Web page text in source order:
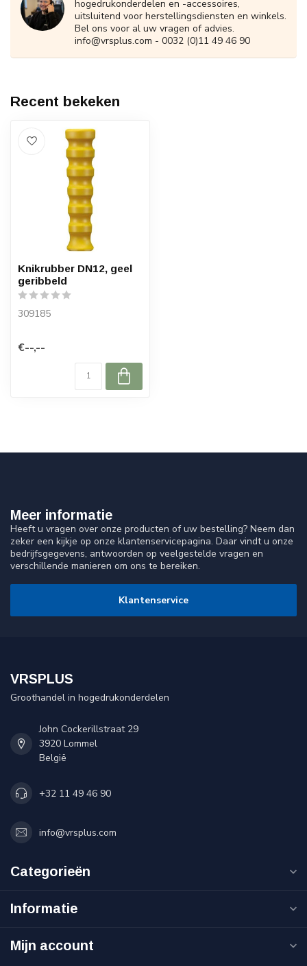
hogedrukonderdelen en -accessoires,
uitsluitend voor herstellingsdiensten en winkels.
Bel ons voor al uw vragen of advies.
info@vrsplus.com - 0032 (0)11 49 46 90
Recent bekeken
Knikrubber DN12, geel
geribbeld
309185
€--,--
Meer informatie
Heeft u vragen over onze producten of uw bestelling? Neem dan
zeker een kijkje op onze klantenservicepagina. Daar vindt u onze
bedrijfsgegevens, antwoorden op veelgestelde vragen en
verschillende manieren om ons te bereiken.
Klantenservice
VRSPLUS
Groothandel in hogedrukonderdelen
John Cockerillstraat 29
3920 Lommel
België
+32 11 49 46 90
info@vrsplus.com
Categorieën
Informatie
Mijn account